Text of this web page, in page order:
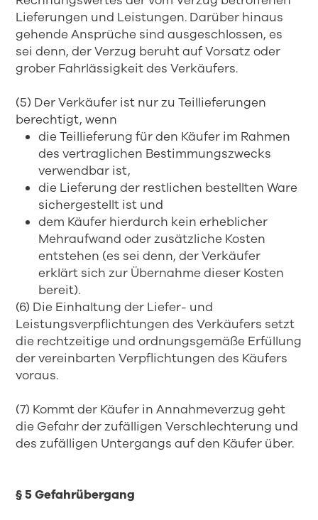
Lieferungen und Leistungen. Darüber hinaus
gehende Ansprüche sind ausgeschlossen, es
sei denn, der Verzug beruht auf Vorsatz oder
grober Fahrlässigkeit des Verkäufers.
(5) Der Verkäufer ist nur zu Teillieferungen
berechtigt, wenn
die Teillieferung für den Käufer im Rahmen
des vertraglichen Bestimmungszwecks
verwendbar ist,
die Lieferung der restlichen bestellten Ware
sichergestellt ist und
dem Käufer hierdurch kein erheblicher
Mehraufwand oder zusätzliche Kosten
entstehen (es sei denn, der Verkäufer
erklärt sich zur Übernahme dieser Kosten
bereit).
(6) Die Einhaltung der Liefer- und
Leistungsverpflichtungen des Verkäufers setzt
die rechtzeitige und ordnungsgemäße Erfüllung
der vereinbarten Verpflichtungen des Käufers
voraus.
(7) Kommt der Käufer in Annahmeverzug geht
die Gefahr der zufälligen Verschlechterung und
des zufälligen Untergangs auf den Käufer über.
§ 5 Gefahrübergang